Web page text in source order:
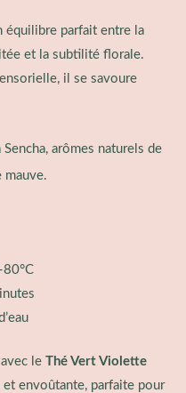
équilibre parfait entre la
et la subtilité florale.
il se savoure
Sencha, arômes naturels de
mauve.
le Thé Vert Violette
envoûtante, parfaite pour